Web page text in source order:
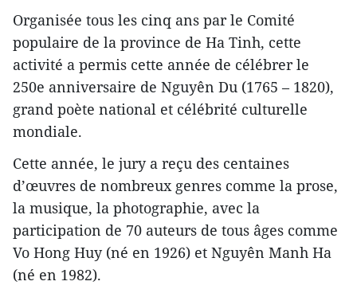
Organisée tous les cinq ans par le Comité
populaire de la province de Ha Tinh, cette
activité a permis cette année de célébrer le
250e anniversaire de Nguyên Du (1765 – 1820),
grand poète national et célébrité culturelle
mondiale.
Cette année, le jury a reçu des centaines
d’œuvres de nombreux genres comme la prose,
la musique, la photographie, avec la
participation de 70 auteurs de tous âges comme
Vo Hong Huy (né en 1926) et Nguyên Manh Ha
(né en 1982).